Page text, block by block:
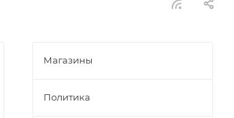
Магазины
Политика